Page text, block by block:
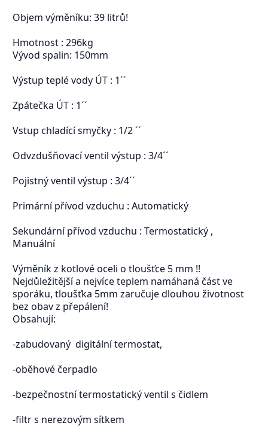
Objem výměníku: 39 litrů!
Hmotnost : 296kg
Vývod spalin: 150mm
Výstup teplé vody ÚT : 1´´
Zpátečka ÚT : 1´´
Vstup chladící smyčky : 1/2 ´´
Odvzdušňovací ventil výstup : 3/4´´
Pojistný ventil výstup : 3/4´´
Primární přívod vzduchu : Automatický
Sekundární přívod vzduchu : Termostatický ,
Manuální
Výměník z kotlové oceli o tloušťce 5 mm !!
Nejdůležitější a nejvíce teplem namáhaná část ve
sporáku, tloušťka 5mm zaručuje dlouhou životnost
bez obav z přepálení!
Obsahují:
-zabudovaný digitální termostat,
-oběhové čerpadlo
-bezpečnostní termostatický ventil s čidlem
-filtr s nerezovým sítkem